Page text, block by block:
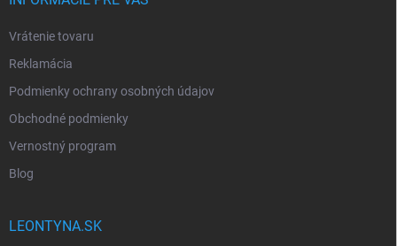
Vrátenie tovaru
Reklamácia
Podmienky ochrany osobných údajov
Obchodné podmienky
Vernostný program
Blog
LEONTYNA.SK